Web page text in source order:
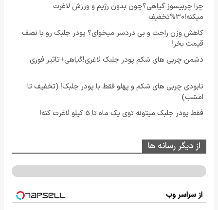
چرا چربیسوز گیاهی؟چون بدون رژیم و ورزش لاغرت
میکنه!30%تخفیف
کاهش وزن راحت و بی دردسر میخوای؟ پودر جلبک رو با نصف
قیمت بخر!
دشمن چربی های شکم پودر جلبک لاغری!گیاهی+تاثیر فوری
نابودی چربی های شکم و پهلو فقط با پودر جلبک! (تخفیف تا
امشب)
فقط پودر جلبک میتونه توی یک ماه تا 5 کیلو لاغرت کنه!
از دیگر رسانه ها
از سراسر وب